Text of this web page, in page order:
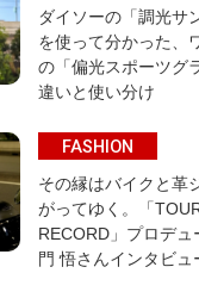
ダイソーの「調光サ
を使って分かった、
の「偏光スポーツグ
違いと使い分け
FASHION
その縁はバイクと革
がってゆく。「
RECORD」プロデュ
門 悟さんインタビュ